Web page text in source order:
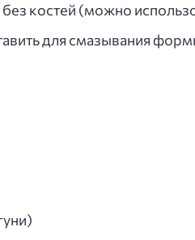
костей (можно
для смазывания